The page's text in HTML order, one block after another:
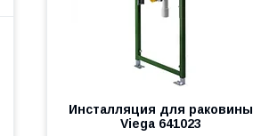
Инсталляция для раковины
Viega 641023